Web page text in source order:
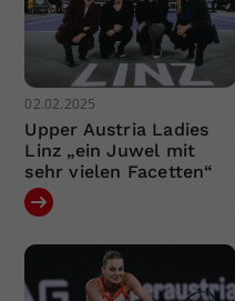
02.02.2025
Upper Austria Ladies
Linz „ein Juwel mit
sehr vielen Facetten“